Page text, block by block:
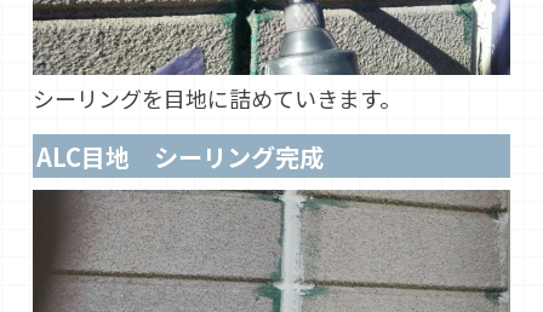
シーリングを目地に詰めていきます。
ALC目地 シーリング完成